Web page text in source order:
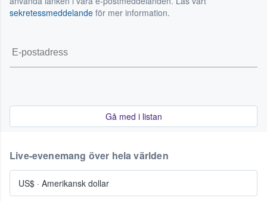
sekretessmeddelande för mer information.
Gå med i listan
Live-evenemang över hela världen
US$ · Amerikansk dollar